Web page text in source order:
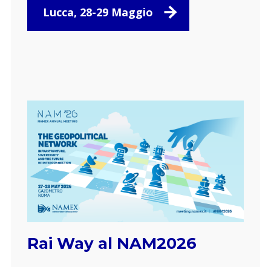
Lucca, 28-29 Maggio
Rai Way al NAM2026